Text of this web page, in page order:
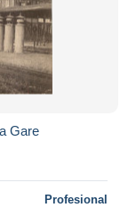
Gare
Profesional